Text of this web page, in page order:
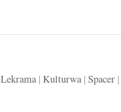
Lekrama| Kulturwa| Spacer|